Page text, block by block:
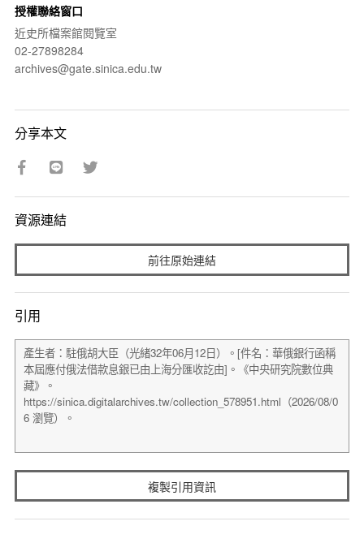
授權聯絡窗口
近史所檔案館閱覽室
02-27898284
archives@gate.sinica.edu.tw
分享本文
資源連結
前往原始連結
引用
複製引用資訊